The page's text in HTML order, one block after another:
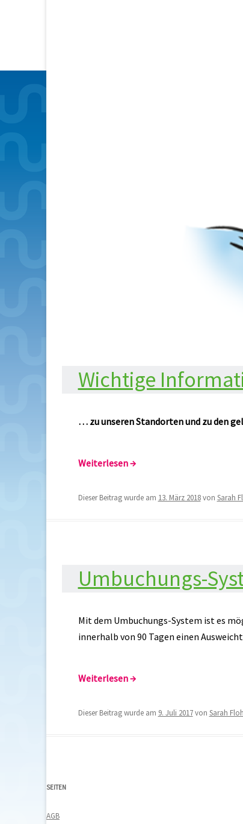
Wichtige
… zu unseren Standorten und zu den
Weiterlesen→
Dieser Beitrag wurde am 13. März 2018von Sarah
Umbuchungs-
Mit dem Umbuchungs-System ist es
innerhalb von 90 Tagen einen
Weiterlesen→
Dieser Beitrag wurde am 9. Juli 2017von Sarah
SEITEN
AGB